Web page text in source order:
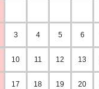
3 4 5 6
10 11 12 13
17 18 19 20